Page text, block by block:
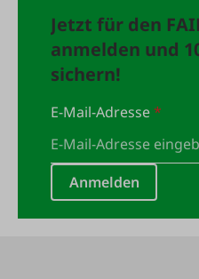
Jetzt für den
anmelden und
sichern!
E-Mail-Adresse*
Anmelden